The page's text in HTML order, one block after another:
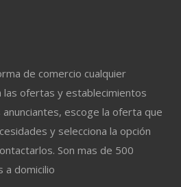
de comercio cualquier
ofertas y establecimientos
escoge la oferta que
y selecciona la opción
Son mas de 500
a domicilio